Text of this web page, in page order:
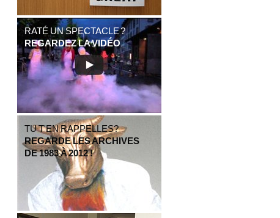
RATÉ UN SPECTACLE ?
REGARDEZ LA VIDÉO
TU T'EN RAPPELLES?
REGARDE LES ARCHIVES
DE 1983 À 2012 !